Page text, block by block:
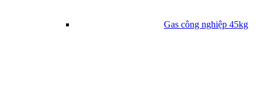
Gas công nghiệp 45kg